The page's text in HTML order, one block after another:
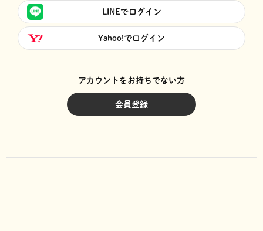
LINEでログイン
Yahoo!でログイン
アカウントをお持ちでない方
会員登録